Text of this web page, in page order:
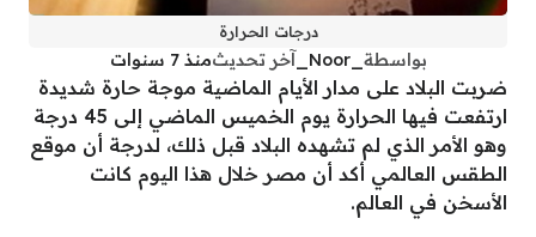
درجات الحرارة
بواسطة _Noor_ آخر تحديثمنذ 7 سنوات
ضربت البلاد على مدار الأيام الماضية موجة حارة شديدة
ارتفعت فيها الحرارة يوم الخميس الماضي إلى 45 درجة
وهو الأمر الذي لم تشهده البلاد قبل ذلك، لدرجة أن موقع
الطقس العالمي أكد أن مصر خلال هذا اليوم كانت
الأسخن في العالم.